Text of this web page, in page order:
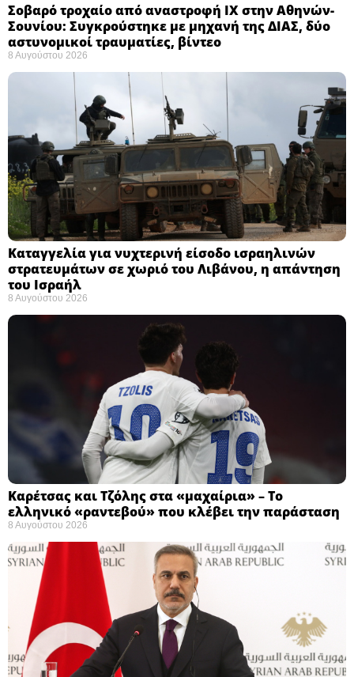
Σοβαρό τροχαίο από αναστροφή ΙΧ στην Αθηνών-
Σουνίου: Συγκρούστηκε με μηχανή της ΔΙΑΣ, δύο
αστυνομικοί τραυματίες, βίντεο
8 Αυγούστου 2026
Καταγγελία για νυχτερινή είσοδο ισραηλινών
στρατευμάτων σε χωριό του Λιβάνου, η απάντηση
του Ισραήλ
8 Αυγούστου 2026
Καρέτσας και Τζόλης στα «μαχαίρια» – Το
ελληνικό «ραντεβού» που κλέβει την παράσταση
8 Αυγούστου 2026